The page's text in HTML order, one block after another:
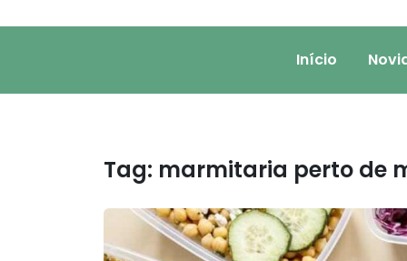
Início
Tag: marmitaria perto de